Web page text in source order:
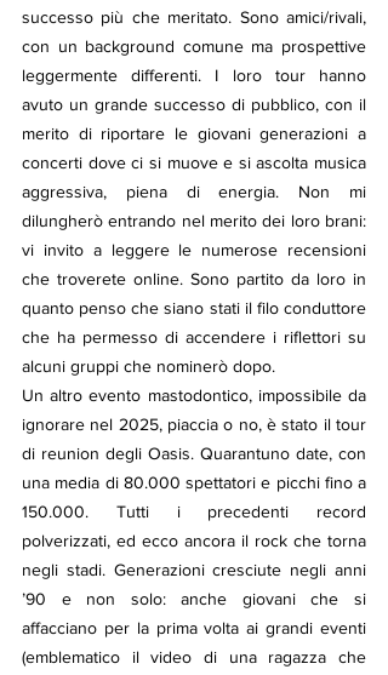
successo più che meritato. Sono amici/rivali,
con un background comune ma prospettive
leggermente differenti. I loro tour hanno
avuto un grande successo di pubblico, con il
merito di riportare le giovani generazioni a
concerti dove ci si muove e si ascolta musica
aggressiva, piena di energia. Non mi
dilungherò entrando nel merito dei loro brani:
vi invito a leggere le numerose recensioni
che troverete online. Sono partito da loro in
quanto penso che siano stati il filo conduttore
che ha permesso di accendere i riflettori su
alcuni gruppi che nominerò dopo.
Un altro evento mastodontico, impossibile da
ignorare nel 2025, piaccia o no, è stato il tour
di reunion degli Oasis. Quarantuno date, con
una media di 80.000 spettatori e picchi fino a
150.000. Tutti i precedenti record
polverizzati, ed ecco ancora il rock che torna
negli stadi. Generazioni cresciute negli anni
’90 e non solo: anche giovani che si
affacciano per la prima volta ai grandi eventi
(emblematico il video di una ragazza che